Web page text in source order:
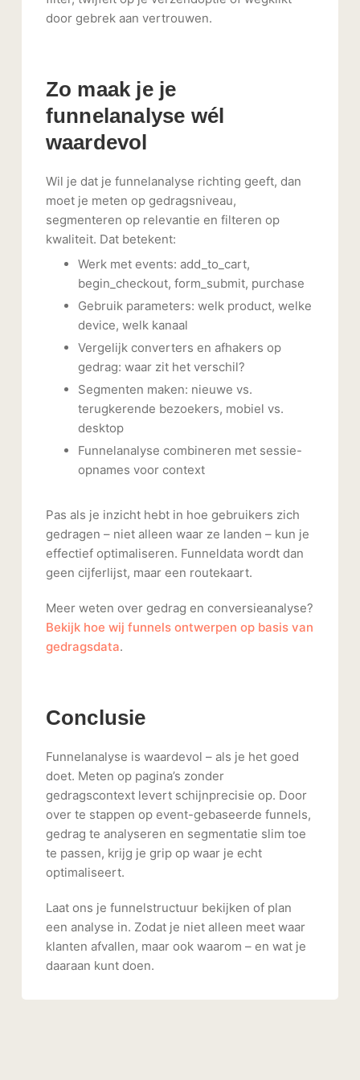
door gebrek aan vertrouwen.
Zo maak je je
funnelanalyse wél
waardevol
Wil je dat je funnelanalyse richting geeft, dan
moet je meten op gedragsniveau,
segmenteren op relevantie en filteren op
kwaliteit. Dat betekent:
Werk met events: add_to_cart,
begin_checkout, form_submit, purchase
Gebruik parameters: welk product, welke
device, welk kanaal
Vergelijk converters en afhakers op
gedrag: waar zit het verschil?
Segmenten maken: nieuwe vs.
terugkerende bezoekers, mobiel vs.
desktop
Funnelanalyse combineren met sessie-
opnames voor context
Pas als je inzicht hebt in hoe gebruikers zich
gedragen – niet alleen waar ze landen – kun je
effectief optimaliseren. Funneldata wordt dan
geen cijferlijst, maar een routekaart.
Meer weten over gedrag en conversieanalyse?
Bekijk hoe wij funnels ontwerpen op basis van
gedragsdata.
Conclusie
Funnelanalyse is waardevol – als je het goed
doet. Meten op pagina’s zonder
gedragscontext levert schijnprecisie op. Door
over te stappen op event-gebaseerde funnels,
gedrag te analyseren en segmentatie slim toe
te passen, krijg je grip op waar je echt
optimaliseert.
Laat ons je funnelstructuur bekijken of plan
een analyse in. Zodat je niet alleen meet waar
klanten afvallen, maar ook waarom – en wat je
daaraan kunt doen.